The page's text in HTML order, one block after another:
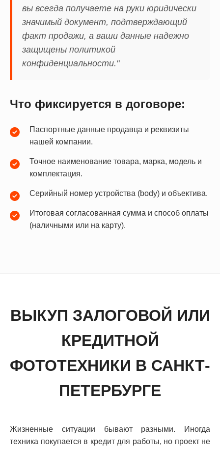
вы всегда получаете на руки юридически
значимый документ, подтверждающий
факт продажи, а ваши данные надежно
защищены политикой
конфиденциальности."
Что фиксируется в договоре:
Паспортные данные продавца и реквизиты
нашей компании.
Точное наименование товара, марка, модель и
комплектация.
Серийный номер устройства (body) и объектива.
Итоговая согласованная сумма и способ оплаты
(наличными или на карту).
ВЫКУП ЗАЛОГОВОЙ ИЛИ
КРЕДИТНОЙ
ФОТОТЕХНИКИ В САНКТ-
ПЕТЕРБУРГЕ
Жизненные ситуации бывают разными. Иногда
техника покупается в кредит для работы, но проект не